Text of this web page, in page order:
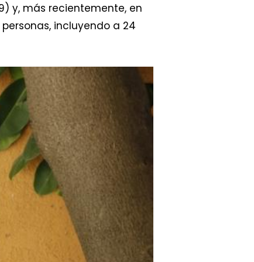
y, más recientemente, en
incluyendo a 24